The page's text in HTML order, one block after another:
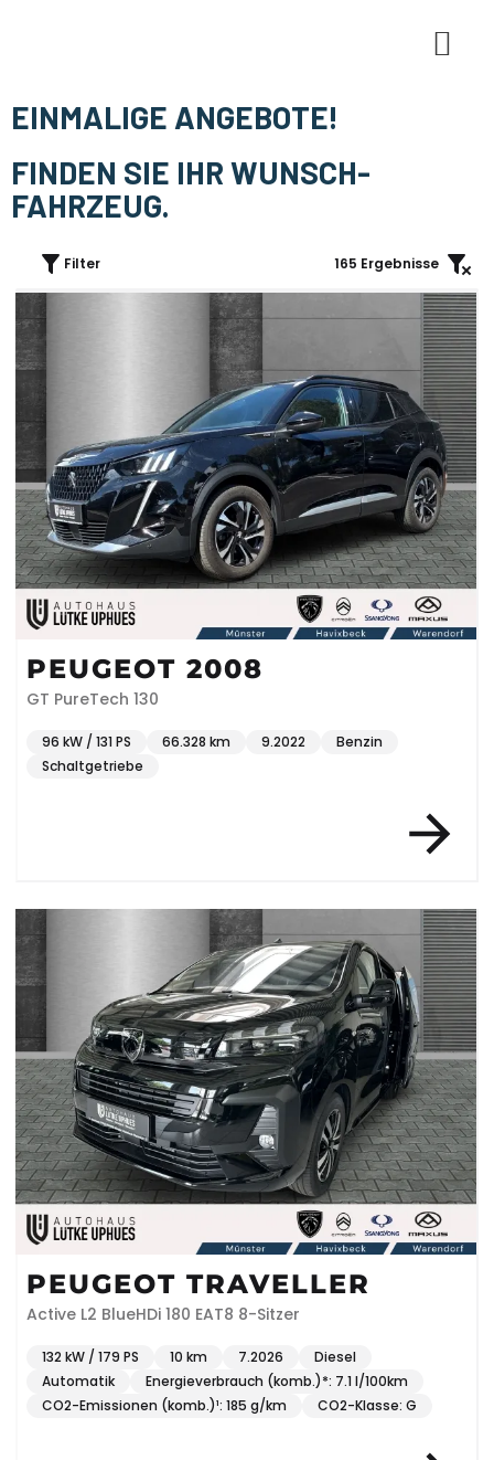
EINMALIGE ANGEBOTE!
FINDEN SIE IHR WUNSCH-
FAHRZEUG.
Filter 165 Ergebnisse
PEUGEOT 2008
GT PureTech 130
96 kW / 131 PS 66.328 km 9.2022
Benzin
Schaltgetriebe
PEUGEOT TRAVELLER
Active L2 BlueHDi 180 EAT8 8-Sitzer
132 kW / 179 PS 10 km 7.2026
Diesel
Automatik
Energieverbrauch (komb.)*: 7.1 l/100km
CO2-Emissionen (komb.)¹: 185 g/km
CO2-Klasse: G